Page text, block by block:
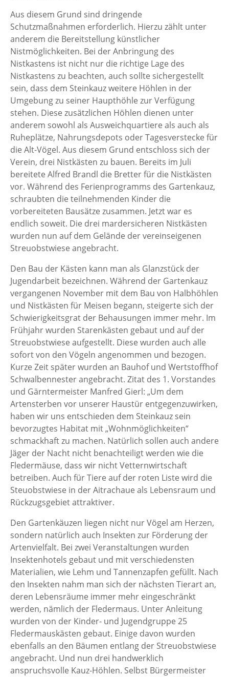
Aus diesem Grund sind dringende
Schutzmaßnahmen erforderlich. Hierzu zählt unter
anderem die Bereitstellung künstlicher
Nistmöglichkeiten. Bei der Anbringung des
Nistkastens ist nicht nur die richtige Lage des
Nistkastens zu beachten, auch sollte sichergestellt
sein, dass dem Steinkauz weitere Höhlen in der
Umgebung zu seiner Haupthöhle zur Verfügung
stehen. Diese zusätzlichen Höhlen dienen unter
anderem sowohl als Ausweichquartiere als auch als
Ruheplätze, Nahrungsdepots oder Tagesverstecke für
die Alt-Vögel. Aus diesem Grund entschloss sich der
Verein, drei Nistkästen zu bauen. Bereits im Juli
bereitete Alfred Brandl die Bretter für die Nistkästen
vor. Während des Ferienprogramms des Gartenkauz,
schraubten die teilnehmenden Kinder die
vorbereiteten Bausätze zusammen. Jetzt war es
endlich soweit. Die drei mardersicheren Nistkästen
wurden nun auf dem Gelände der vereinseigenen
Streuobstwiese angebracht.
Den Bau der Kästen kann man als Glanzstück der
Jugendarbeit bezeichnen. Während der Gartenkauz
vergangenen November mit dem Bau von Halbhöhlen
und Nistkästen für Meisen begann, steigerte sich der
Schwierigkeitsgrat der Behausungen immer mehr. Im
Frühjahr wurden Starenkästen gebaut und auf der
Streuobstwiese aufgestellt. Diese wurden auch alle
sofort von den Vögeln angenommen und bezogen.
Kurze Zeit später wurden an Bauhof und Wertstoffhof
Schwalbennester angebracht. Zitat des 1. Vorstandes
und Gärntermeister Manfred Gierl: „Um dem
Artensterben vor unserer Haustür entgegenzuwirken,
haben wir uns entschieden dem Steinkauz sein
bevorzugtes Habitat mit „Wohnmöglichkeiten“
schmackhaft zu machen. Natürlich sollen auch andere
Jäger der Nacht nicht benachteiligt werden wie die
Fledermäuse, dass wir nicht Vetternwirtschaft
betreiben. Auch für Tiere auf der roten Liste wird die
Steuobstwiese in der Aitrachaue als Lebensraum und
Rückzugsgebiet attraktiver.
Den Gartenkäuzen liegen nicht nur Vögel am Herzen,
sondern natürlich auch Insekten zur Förderung der
Artenvielfalt. Bei zwei Veranstaltungen wurden
Insektenhotels gebaut und mit verschiedensten
Materialien, wie Lehm und Tannenzapfen gefüllt. Nach
den Insekten nahm man sich der nächsten Tierart an,
deren Lebensräume immer mehr eingeschränkt
werden, nämlich der Fledermaus. Unter Anleitung
wurden von der Kinder- und Jugendgruppe 25
Fledermauskästen gebaut. Einige davon wurden
ebenfalls an den Bäumen entlang der Streuobstwiese
angebracht. Und nun drei handwerklich
anspruchsvolle Kauz-Höhlen. Selbst Bürgermeister